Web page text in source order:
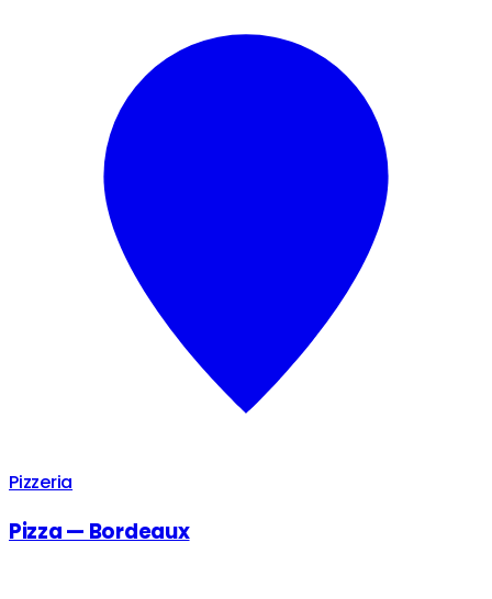
Pizzeria
Pizza — Bordeaux